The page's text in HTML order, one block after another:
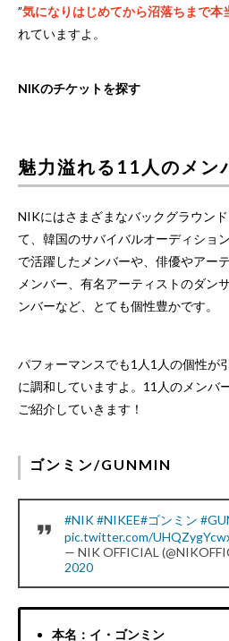
”気になりはじめてから沼落ちまで本
れていますよ。
NIKのチケットを探す
魅力溢れる11人のメン
NIKにはさまざまなバックグラウン
て、韓国のサバイバルオーディショ
で活躍したメンバーや、俳優やアー
メンバー、有名アーティストのダン
ンバーなど、とても個性豊かです。
パフォーマンスでも1人1人の個性が
に調和していますよ。11人のメンバ
ご紹介していきます！
ゴンミン/GUNMIN
#NIK#NIKEE#ゴンミン
pic.twitter.com/
— NIK OFFICIAL
2020
本名：イ・ゴンミン